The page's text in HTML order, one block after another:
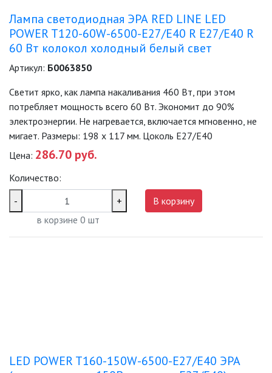
ЛАМПЫ ДЛЯ БЫТОВОЙ ТЕХНИКИ
ЛАМПЫ СВЕТОДИОДНЫЕ
ПРОМЫШЛЕННЫЕ (СЕРИЯ POWER)
ЛАМПЫ СВЕТОДИОДНЫЕ
СТАНДАРТ
ЛИНЕЙНЫЕ Т8
Лампа светодиодная ЭРА RED LINE LED
POWER T120-60W-6500-E27/E40 R E27/E40 R
60 Вт колокол холодный белый свет
Артикул: Б0063850
Светит ярко, как лампа накаливания 460 Вт, при этом
потребляет мощность всего 60 Вт. Экономит до 90%
электроэнергии. Не нагревается, включается мгновенно, не
мигает. Размеры: 198 х 117 мм. Цоколь Е27/E40
Цена: 286.70 руб.
Количество:
-
+
в корзине 0 шт
В корзину
LED POWER T160-150W-6500-E27/E40 ЭРА